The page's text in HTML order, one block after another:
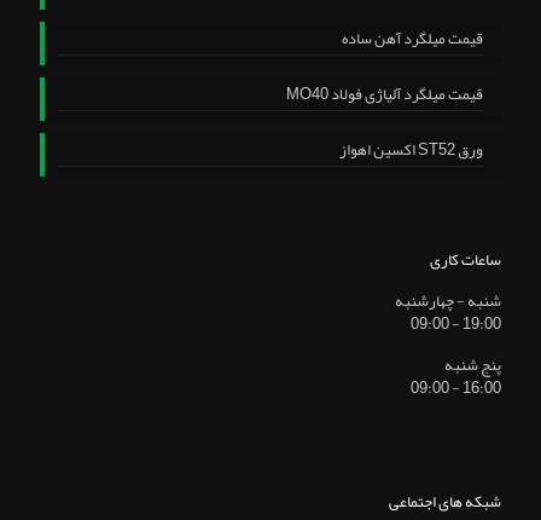
قیمت میلگرد آهن ساده
قیمت میلگرد آلیاژی فولاد MO40
ورق ST52 اکسین اهواز
ساعات کاری
شنبه - چهارشنبه
19:00 - 09:00
پنج شنبه
16:00 - 09:00
شبکه های اجتماعی